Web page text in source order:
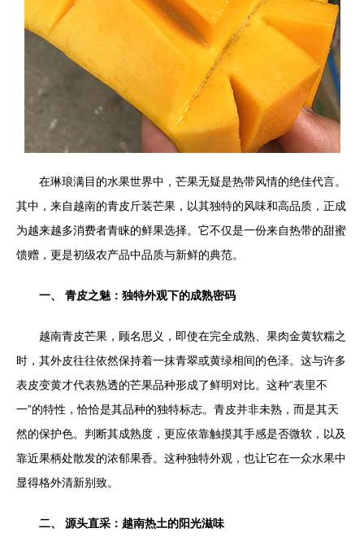
在琳琅满目的水果世界中，芒果无疑是热带风情的绝佳代言。
其中，来自越南的青皮斤装芒果，以其独特的风味和高品质，正成
为越来越多消费者青睐的鲜果选择。它不仅是一份来自热带的甜蜜
馈赠，更是初级农产品中品质与新鲜的典范。
一、 青皮之魅：独特外观下的成熟密码
越南青皮芒果，顾名思义，即使在完全成熟、果肉金黄软糯之
时，其外皮往往依然保持着一抹青翠或黄绿相间的色泽。这与许多
表皮变黄才代表熟透的芒果品种形成了鲜明对比。这种“表里不
一”的特性，恰恰是其品种的独特标志。青皮并非未熟，而是其天
然的保护色。判断其成熟度，更应依靠触摸其手感是否微软，以及
靠近果柄处散发的浓郁果香。这种独特外观，也让它在一众水果中
显得格外清新别致。
二、 源头直采：越南热土的阳光滋味